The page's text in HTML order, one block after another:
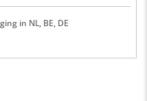
in NL, BE, DE